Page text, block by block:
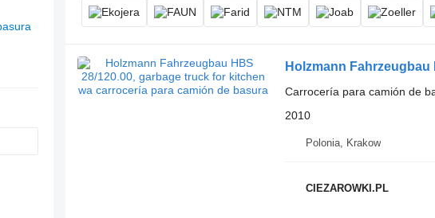
Holzmann
Carrocería para camión de
2010
Polonia, Krakow
CIEZAROWKI.PL